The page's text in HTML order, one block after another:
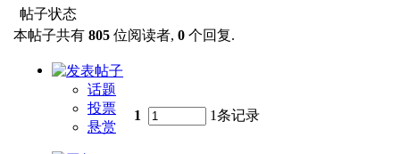
帖子状态
本帖子共有 805 位阅读者, 0 个回复.
话题
投票
悬赏
1 1条记录